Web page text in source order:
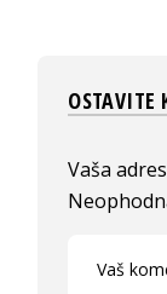
OSTAVITE
Vaša